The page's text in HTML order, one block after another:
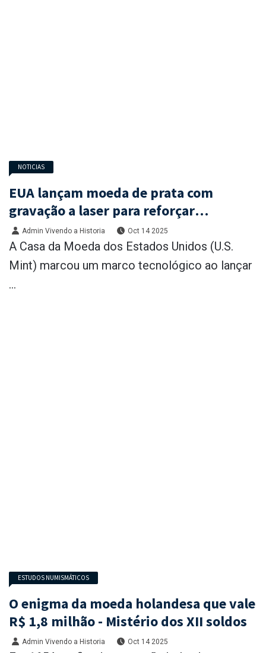
NOTICIAS
EUA lançam moeda de prata com
gravação a laser para reforçar
segurança e detalhamento do design
Admin Vivendo a Historia Oct 14 2025
A Casa da Moeda dos Estados Unidos (U.S.
Mint) marcou um marco tecnológico ao lançar
...
ESTUDOS NUMISMÁTICOS
O enigma da moeda holandesa que vale
R$ 1,8 milhão - Mistério dos XII soldos
Admin Vivendo a Historia Oct 14 2025